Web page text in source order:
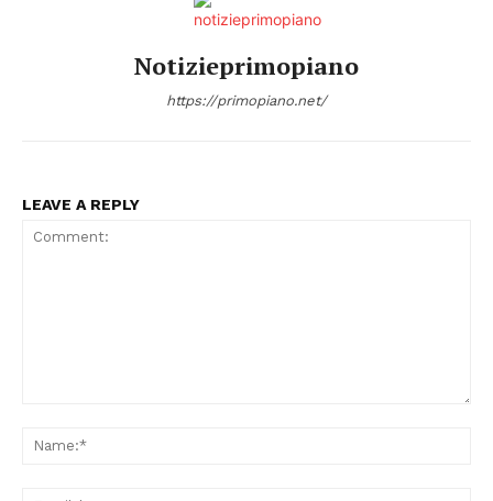
Notizieprimopiano
https://primopiano.net/
LEAVE A REPLY